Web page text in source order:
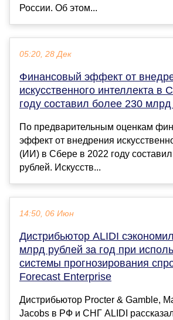
России. Об этом...
05:20, 28 Дек
Финансовый эффект от
искусственного интеллекта в
году составил более 230
По предварительным оценкам
эффект от внедрения
(ИИ) в Сбере в 2022 году
рублей. Искусств...
14:50, 06 Июн
Дистрибьютор ALIDI
млрд рублей за год при
системы прогнозирования
Forecast Enterprise
Дистрибьютор Procter & Gamble,
Jacobs в РФ и СНГ ALIDI рассказал